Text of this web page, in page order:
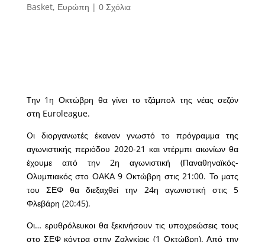
Basket, Ευρώπη | 0 Σχόλια
Tην 1η Οκτώβρη θα γίνει το τζάμπολ της νέας σεζόν
στη Euroleague.
Oι διοργανωτές έκαναν γνωστό το πρόγραμμα της
αγωνιστικής περιόδου 2020-21 και ντέρμπι αιωνίων θα
έχουμε από την 2η αγωνιστική (Παναθηναϊκός-
Ολυμπιακός στο ΟΑΚΑ 9 Οκτώβρη στις 21:00. Το ματς
του ΣΕΦ θα διεξαχθεί την 24η αγωνιστική στις 5
Φλεβάρη (20:45).
Οι… ερυθρόλευκοι θα ξεκινήσουν τις υποχρεώσεις τους
στο ΣΕΦ κόντρα στην Ζαλγκίρις (1 Οκτώβρη). Από την